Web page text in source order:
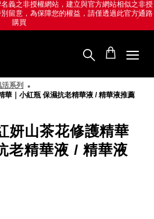
POINTS 最高8%回饋，
我享回饋→
系列
華｜小紅瓶 保濕抗老精華液 / 精華液推薦
妍山茶花修護精華
老精華液 / 精華液